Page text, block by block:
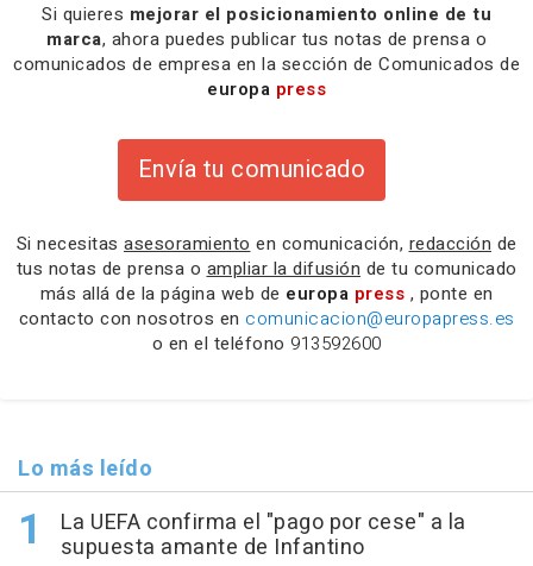
Si quieres mejorar el posicionamiento online de tu
marca, ahora puedes publicar tus notas de prensa o
comunicados de empresa en la sección de Comunicados de
europa press
Envía tu comunicado
Si necesitas asesoramiento en comunicación, redacción de
tus notas de prensa o ampliar la difusión de tu comunicado
más allá de la página web de europa press , ponte en
contacto con nosotros en comunicacion@europapress.es
o en el teléfono 913592600
Lo más leído
La UEFA confirma el "pago por cese" a la
supuesta amante de Infantino